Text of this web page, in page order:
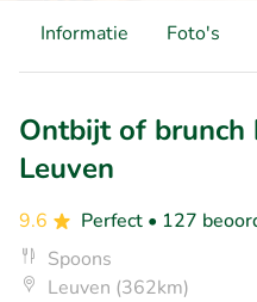
Informatie Foto's
Ontbijt of brunch
Leuven
9.6 Perfect • 127
Spoons
Leuven (362km)